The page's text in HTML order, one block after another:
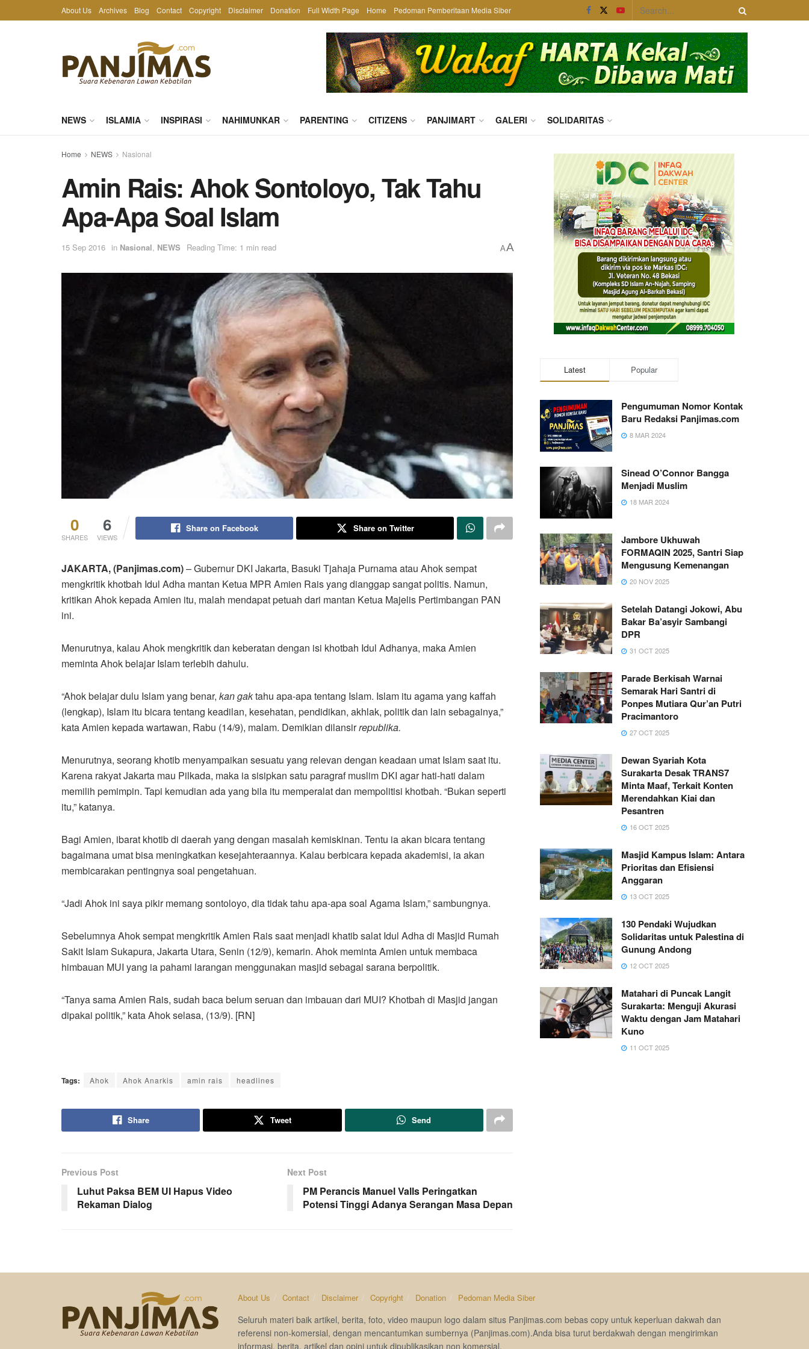
About Us Archives Blog Contact Copyright Disclaimer Donation Full Width Page Home Pedoman Pemberitaan Media Siber
NEWS ISLAMIA INSPIRASI NAHIMUNKAR PARENTING CITIZENS PANJIMART GALERI SOLIDARITAS
Home NEWS Nasional
Amin Rais: Ahok Sontoloyo, Tak Tahu
Apa-Apa Soal Islam
15 Sep 2016 in Nasional, NEWS Reading Time: 1 min read AA
0
SHARES
6
VIEWS
Share on Facebook Share on Twitter
JAKARTA, (Panjimas.com)– Gubernur DKI Jakarta, Basuki Tjahaja Purnama atau Ahok sempat
mengkritik khotbah Idul Adha mantan Ketua MPR Amien Rais yang dianggap sangat politis. Namun,
kritikan Ahok kepada Amien itu, malah mendapat petuah dari mantan Ketua Majelis Pertimbangan PAN
ini.
Menurutnya, kalau Ahok mengkritik dan keberatan dengan isi khotbah Idul Adhanya, maka Amien
meminta Ahok belajar Islam terlebih dahulu.
“Ahok belajar dulu Islam yang benar, kan gaktahu apa-apa tentang Islam. Islam itu agama yang kaffah
(lengkap), Islam itu bicara tentang keadilan, kesehatan, pendidikan, akhlak, politik dan lain sebagainya,”
kata Amien kepada wartawan, Rabu (14/9), malam. Demikian dilansirrepublika.
Menurutnya, seorang khotib menyampaikan sesuatu yang relevan dengan keadaan umat Islam saat itu.
Karena rakyat Jakarta mau Pilkada, maka ia sisipkan satu paragraf muslim DKI agar hati-hati dalam
memilih pemimpin. Tapi kemudian ada yang bila itu memperalat dan mempolitisi khotbah. “Bukan seperti
itu,” katanya.
Bagi Amien, ibarat khotib di daerah yang dengan masalah kemiskinan. Tentu ia akan bicara tentang
bagaimana umat bisa meningkatkan kesejahteraannya. Kalau berbicara kepada akademisi, ia akan
membicarakan pentingnya soal pengetahuan.
“Jadi Ahok ini saya pikir memang sontoloyo, dia tidak tahu apa-apa soal Agama Islam,” sambungnya.
Sebelumnya Ahok sempat mengkritik Amien Rais saat menjadi khatib salat Idul Adha di Masjid Rumah
Sakit Islam Sukapura, Jakarta Utara, Senin (12/9), kemarin. Ahok meminta Amien untuk membaca
himbauan MUI yang ia pahami larangan menggunakan masjid sebagai sarana berpolitik.
“Tanya sama Amien Rais, sudah baca belum seruan dan imbauan dari MUI? Khotbah di Masjid jangan
dipakai politik,” kata Ahok selasa, (13/9). [RN]
Tags: Ahok Ahok Anarkis amin rais headlines
Share Tweet Send
Previous Post
Luhut Paksa BEM UI Hapus Video
Rekaman Dialog
Next Post
PM Perancis Manuel Valls Peringatkan
Potensi Tinggi Adanya Serangan Masa Depan
Latest Popular
Pengumuman Nomor Kontak
Baru Redaksi Panjimas.com
8 MAR 2024
Sinead O’Connor Bangga
Menjadi Muslim
18 MAR 2024
Jambore Ukhuwah
FORMAQIN 2025, Santri Siap
Mengusung Kemenangan
20 NOV 2025
Setelah Datangi Jokowi, Abu
Bakar Ba’asyir Sambangi
DPR
31 OCT 2025
Parade Berkisah Warnai
Semarak Hari Santri di
Ponpes Mutiara Qur’an Putri
Pracimantoro
27 OCT 2025
Dewan Syariah Kota
Surakarta Desak TRANS7
Minta Maaf, Terkait Konten
Merendahkan Kiai dan
Pesantren
16 OCT 2025
Masjid Kampus Islam: Antara
Prioritas dan Efisiensi
Anggaran
13 OCT 2025
130 Pendaki Wujudkan
Solidaritas untuk Palestina di
Gunung Andong
12 OCT 2025
Matahari di Puncak Langit
Surakarta: Menguji Akurasi
Waktu dengan Jam Matahari
Kuno
11 OCT 2025
About Us Contact Disclaimer Copyright Donation Pedoman Media Siber
Seluruh materi baik artikel, berita, foto, video maupun logo dalam situs Panjimas.com bebas copy untuk keperluan dakwah dan
referensi non-komersial, dengan mencantumkan sumbernya (Panjimas.com).Anda bisa turut berdakwah dengan mengirimkan
informasi, berita, artikel dan opini untuk dipublikasikan non komersial.